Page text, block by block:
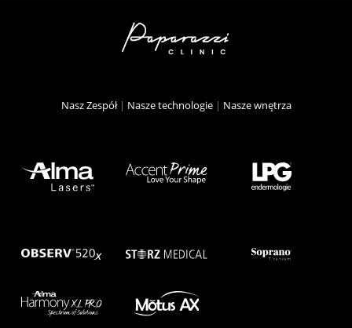
Nasz Zespół| Nasze technologie| Nasze wnętrza